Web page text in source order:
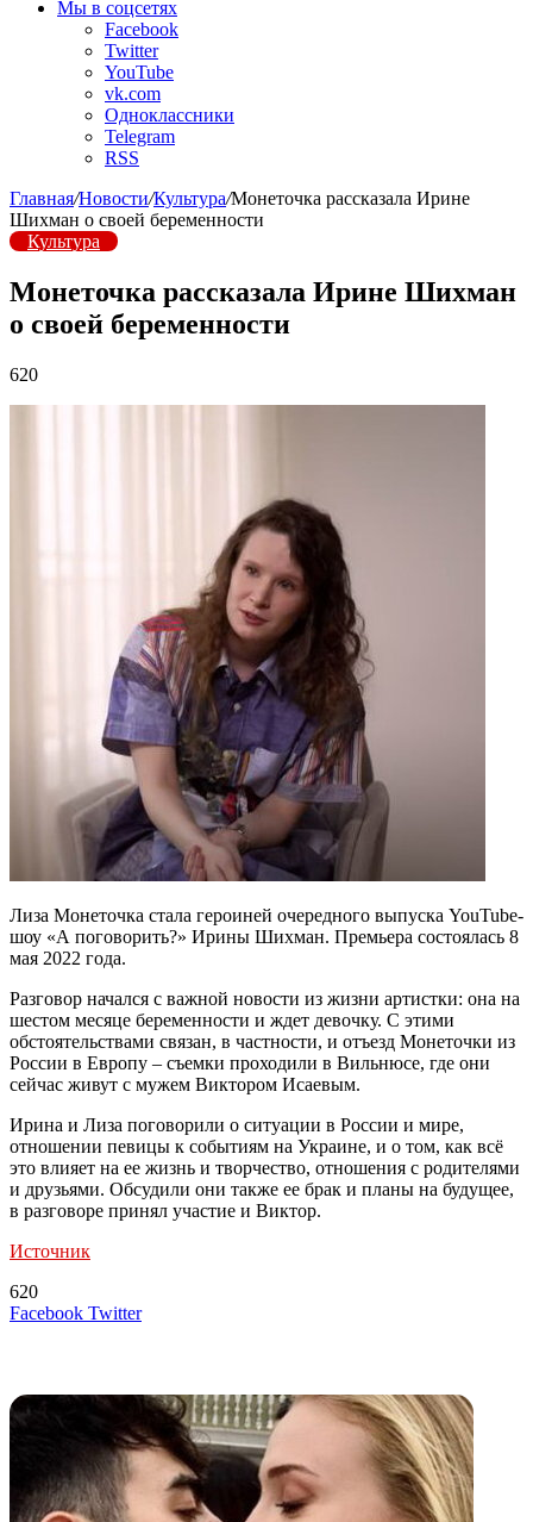
Мы в соцсетях
Facebook
Twitter
YouTube
vk.com
Одноклассники
Telegram
RSS
Главная/Новости/Культура/Монеточка рассказала Ирине
Шихман о своей беременности
Культура
Монеточка рассказала Ирине Шихман
о своей беременности
620
Лиза Монеточка стала героиней очередного выпуска YouTube-
шоу «А поговорить?» Ирины Шихман. Премьера состоялась 8
мая 2022 года.
Разговор начался с важной новости из жизни артистки: она на
шестом месяце беременности и ждет девочку. С этими
обстоятельствами связан, в частности, и отъезд Монеточки из
России в Европу – съемки проходили в Вильнюсе, где они
сейчас живут с мужем Виктором Исаевым.
Ирина и Лиза поговорили о ситуации в России и мире,
отношении певицы к событиям на Украине, и о том, как всё
это влияет на ее жизнь и творчество, отношения с родителями
и друзьями. Обсудили они также ее брак и планы на будущее,
в разговоре принял участие и Виктор.
Источник
620
Facebook TwitterLinkedIn
Tumblr
Reddit
Вконтакте
Одноклассники
Skype
Messenger
Messenger
WhatsApp
Telegram
Viber
Line
Поделиться
Печатать